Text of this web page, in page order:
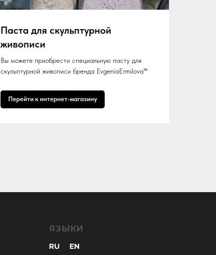
Паста для скульптурной
живописи
Вы можете приобрести специальную пасту для
скульптурной живописи бренда EvgeniaErmilova™
Перейти к интернет-магазину
ЯЗЫКИ
RU EN